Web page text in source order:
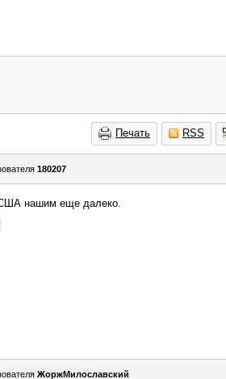
Печать RSS
180207
США нашим еще далеко.
ЖоржМилославский